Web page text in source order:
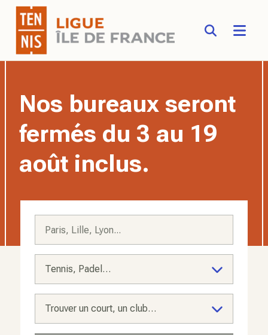
Nos bureaux seront
fermés du 3 au 19
août inclus.
Tennis, Padel…
Trouver un court, un club…